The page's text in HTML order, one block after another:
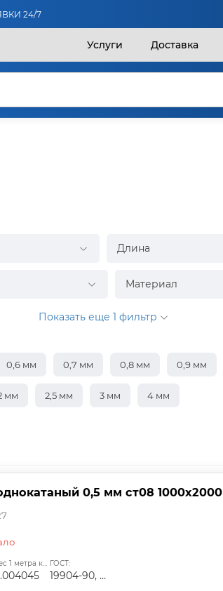
24/7
Услуги Доставка
Длина
Материал
Показать еще 1 фильтр
0,6 мм 0,7 мм 0,8 мм 0,9 мм
мм 2,5 мм 3 мм 4 мм
0,5 мм ст08 1000х2000
Вес 1 метра квадратного, т: ГОСТ:
19904-90, ГОСТ 9045-93, ГОСТ 11268-76, ГОСТ 16523-97, ТУ 14-1-4118-2004